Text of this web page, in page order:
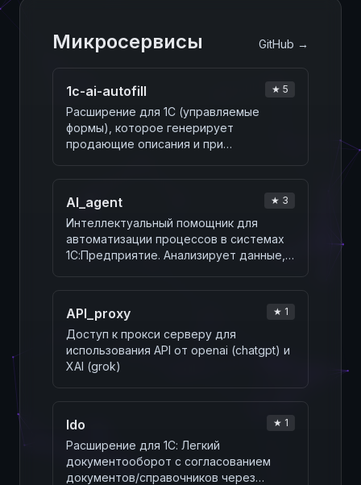
Микросервисы GitHub →
1c-ai-autofill ★ 5
Расширение для 1С (управляемые
формы), которое генерирует
продающие описания и при
дополн…
AI_agent ★ 3
Интеллектуальный помощник для
автоматизации процессов в системах
1С:Предприятие. Анализирует данные,
API_proxy ★ 1
Доступ к прокси серверу для
использования API от openai (chatgpt) и
XAI (grok)
ldo ★ 1
Расширение для 1С: Легкий
документооборот с согласованием
документов/справочников через